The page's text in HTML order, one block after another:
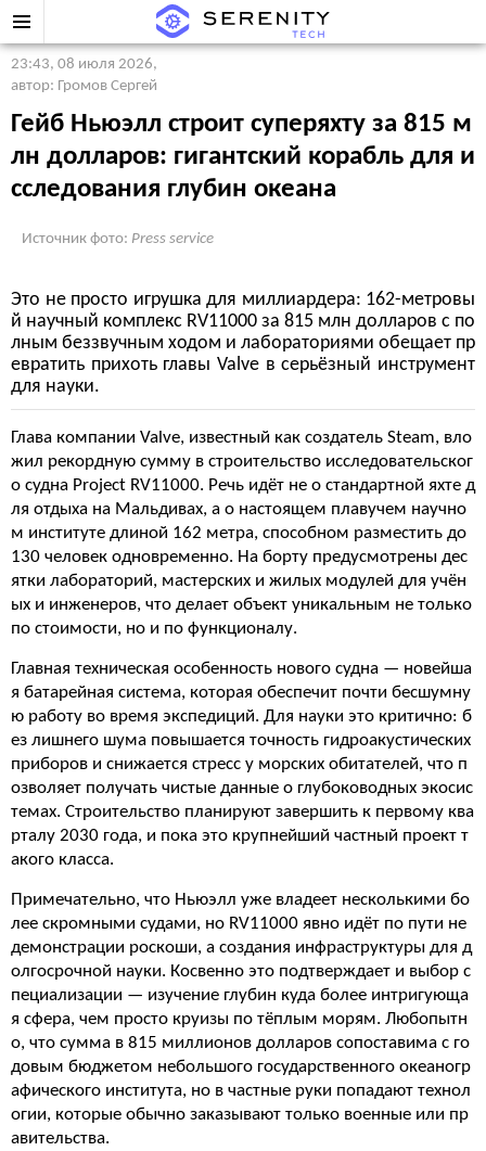
23:43, 08 июля 2026,
автор: Громов Сергей
Гейб Ньюэлл строит суперяхту за 815 м
лн долларов: гигантский корабль для и
сследования глубин океана
Источник фото: Press service
Это не просто игрушка для миллиардера: 162-метровы
й научный комплекс RV11000 за 815 млн долларов с по
лным беззвучным ходом и лабораториями обещает пр
евратить прихоть главы Valve в серьёзный инструмент
для науки.
Глава компании Valve, известный как создатель Steam, вло
жил рекордную сумму в строительство исследовательског
о судна Project RV11000. Речь идёт не о стандартной яхте д
ля отдыха на Мальдивах, а о настоящем плавучем научно
м институте длиной 162 метра, способном разместить до
130 человек одновременно. На борту предусмотрены дес
ятки лабораторий, мастерских и жилых модулей для учён
ых и инженеров, что делает объект уникальным не только
по стоимости, но и по функционалу.
Главная техническая особенность нового судна — новейша
я батарейная система, которая обеспечит почти бесшумну
ю работу во время экспедиций. Для науки это критично: б
ез лишнего шума повышается точность гидроакустических
приборов и снижается стресс у морских обитателей, что п
озволяет получать чистые данные о глубоководных экосис
темах. Строительство планируют завершить к первому ква
рталу 2030 года, и пока это крупнейший частный проект т
акого класса.
Примечательно, что Ньюэлл уже владеет несколькими бо
лее скромными судами, но RV11000 явно идёт по пути не
демонстрации роскоши, а создания инфраструктуры для д
олгосрочной науки. Косвенно это подтверждает и выбор с
пециализации — изучение глубин куда более интригующа
я сфера, чем просто круизы по тёплым морям. Любопытн
о, что сумма в 815 миллионов долларов сопоставима с го
довым бюджетом небольшого государственного океаногр
афического института, но в частные руки попадают технол
огии, которые обычно заказывают только военные или пр
авительства.